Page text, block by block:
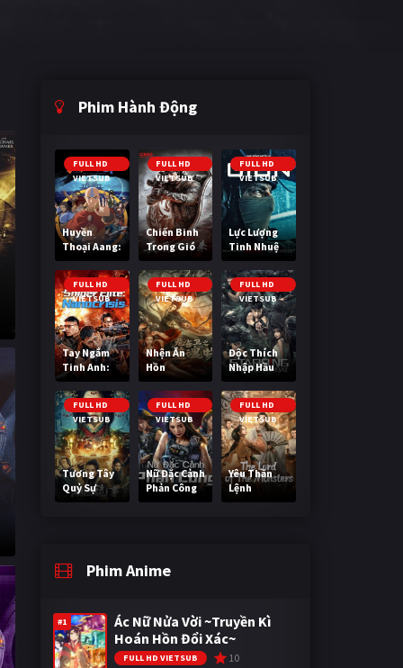
Phim Hành Động
FULL HD
VIETSUB
Huyền
Thoại Aang:
Tiết Khí Sư
Cuối Cùng
FULL HD
VIETSUB
Chiến Binh
Trong Gió
FULL HD
VIETSUB
Lực Lượng
Tinh Nhuệ
FULL HD
VIETSUB
Tay Ngắm
Tinh Anh:
Nguy Cơ
Nano
FULL HD
VIETSUB
Nhện Ăn
Hồn
FULL HD
VIETSUB
Độc Thích
Nhập Hầu
FULL HD
VIETSUB
Tương Tây
Quỷ Sự
FULL HD
VIETSUB
Nữ Đặc Cảnh
Phản Công
FULL HD
VIETSUB
Yêu Thần
Lệnh
Phim Anime
#1
Ác Nữ Nửa Vời ~Truyền Kì
Hoán Hồn Đổi Xác~
FULL HD VIETSUB 10